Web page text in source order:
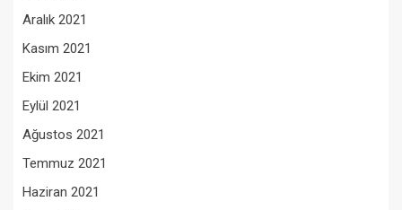
Aralık 2021
Kasım 2021
Ekim 2021
Eylül 2021
Ağustos 2021
Temmuz 2021
Haziran 2021